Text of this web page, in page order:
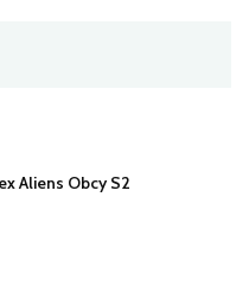
Aliens Obcy S2